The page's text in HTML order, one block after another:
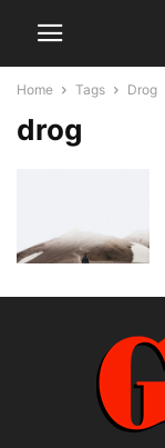
Home Tags Drog
drog